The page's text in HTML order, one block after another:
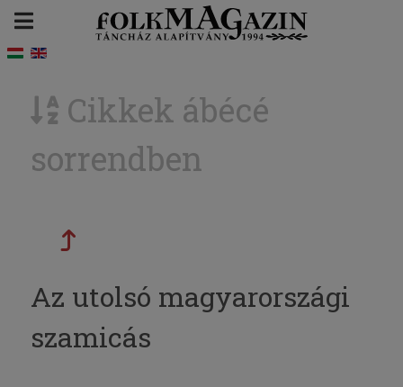
Cikkek ábécé
sorrendben
Az utolsó magyarországi
szamicás